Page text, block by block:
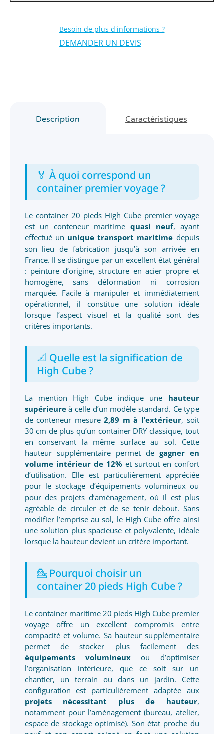
Besoin de plus d'informations ?
DEMANDER UN DEVIS
Description Caractéristiques
🏅 À quoi correspond un
container premier voyage ?
Le container 20 pieds High Cube premier voyage
est un conteneur maritime quasi neuf, ayant
effectué un unique transport maritime depuis
son lieu de fabrication jusqu’à son arrivée en
France. Il se distingue par un excellent état général
: peinture d’origine, structure en acier propre et
homogène, sans déformation ni corrosion
marquée. Facile à manipuler et immédiatement
opérationnel, il constitue une solution idéale
lorsque l’aspect visuel et la qualité sont des
critères importants.
📐 Quelle est la signification de
High Cube ?
La mention High Cube indique une hauteur
supérieureà celle d’un modèle standard. Ce type
de conteneur mesure2,89 m à l’extérieur, soit
30 cm de plus qu’un container DRY classique, tout
en conservant la même surface au sol. Cette
hauteur supplémentaire permet de gagner en
volume intérieur de 12% et surtout en confort
d’utilisation. Elle est particulièrement appréciée
pour le stockage d’équipements volumineux ou
pour des projets d’aménagement, où il est plus
agréable de circuler et de se tenir debout. Sans
modifier l’emprise au sol, le High Cube offre ainsi
une solution plus spacieuse et polyvalente, idéale
lorsque la hauteur devient un critère important.
💁 Pourquoi choisir un
container 20 pieds High Cube ?
Le container maritime 20 pieds High Cube premier
voyage offre un excellent compromis entre
compacité et volume. Sa hauteur supplémentaire
permet de stocker plus facilement des
équipements volumineuxou d’optimiser
l’organisation intérieure, que ce soit sur un
chantier, un terrain ou dans un jardin. Cette
configuration est particulièrement adaptée aux
projets nécessitant plus de hauteur,
notamment pour l’aménagement (bureau, atelier,
espace de stockage optimisé). Son état proche du